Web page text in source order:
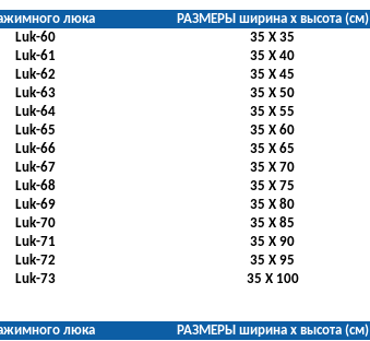
люка РАЗМЕРЫ ширина х высота (см)
Luk-60
35 Х 35
Luk-61
35 Х 40
Luk-62
35 Х 45
Luk-63
35 Х 50
Luk-64
35 Х 55
Luk-65
35 Х 60
Luk-66
35 Х 65
Luk-67
35 Х 70
Luk-68
35 Х 75
Luk-69
35 Х 80
Luk-70
35 Х 85
Luk-71
35 Х 90
Luk-72
35 Х 95
Luk-73
35 Х 100
люка РАЗМЕРЫ ширина х высота (см)